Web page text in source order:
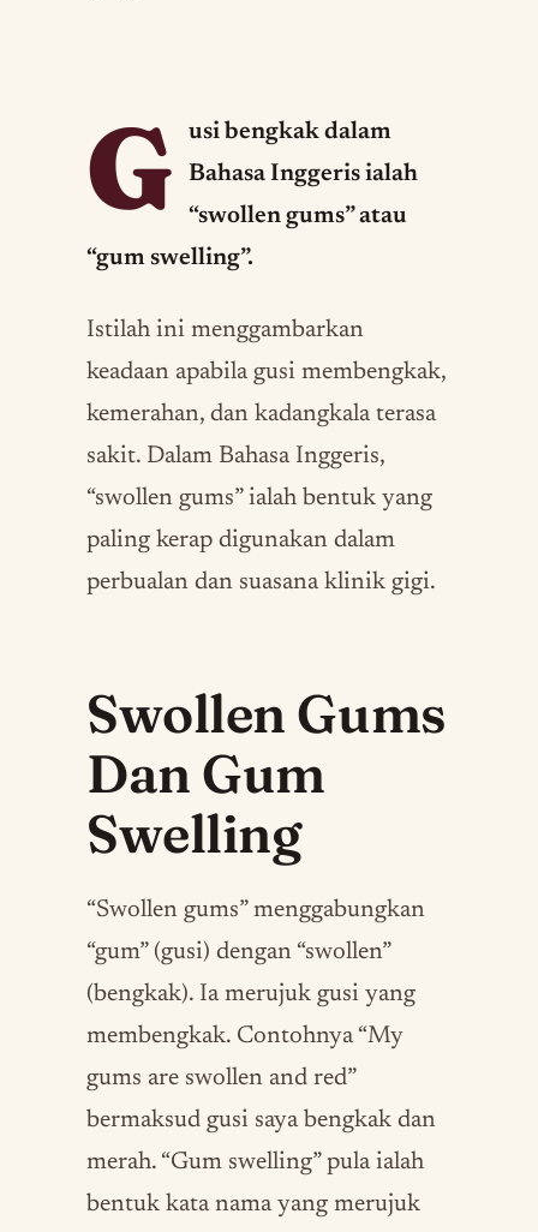
G
usi bengkak dalam
Bahasa Inggeris ialah
“swollen gums” atau
“gum swelling”.
Istilah ini menggambarkan
keadaan apabila gusi membengkak,
kemerahan, dan kadangkala terasa
sakit. Dalam Bahasa Inggeris,
“swollen gums” ialah bentuk yang
paling kerap digunakan dalam
perbualan dan suasana klinik gigi.
Swollen Gums
Dan Gum
Swelling
“Swollen gums” menggabungkan
“gum” (gusi) dengan “swollen”
(bengkak). Ia merujuk gusi yang
membengkak. Contohnya “My
gums are swollen and red”
bermaksud gusi saya bengkak dan
merah. “Gum swelling” pula ialah
bentuk kata nama yang merujuk